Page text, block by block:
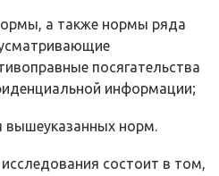
а также нормы ряда
посягательства
информации;
норм.
состоит в том,